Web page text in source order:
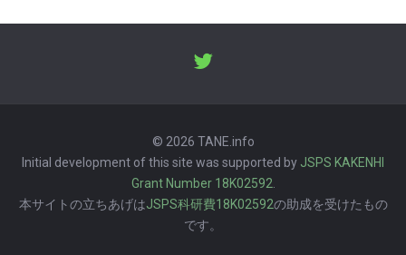
© 2026 TANE.info
Initial development of this site was supported by JSPS KAKENHI
Grant Number 18K02592
本サイトの立ちあげはJSPS科研費18K02592の助成を受けたもの
です。